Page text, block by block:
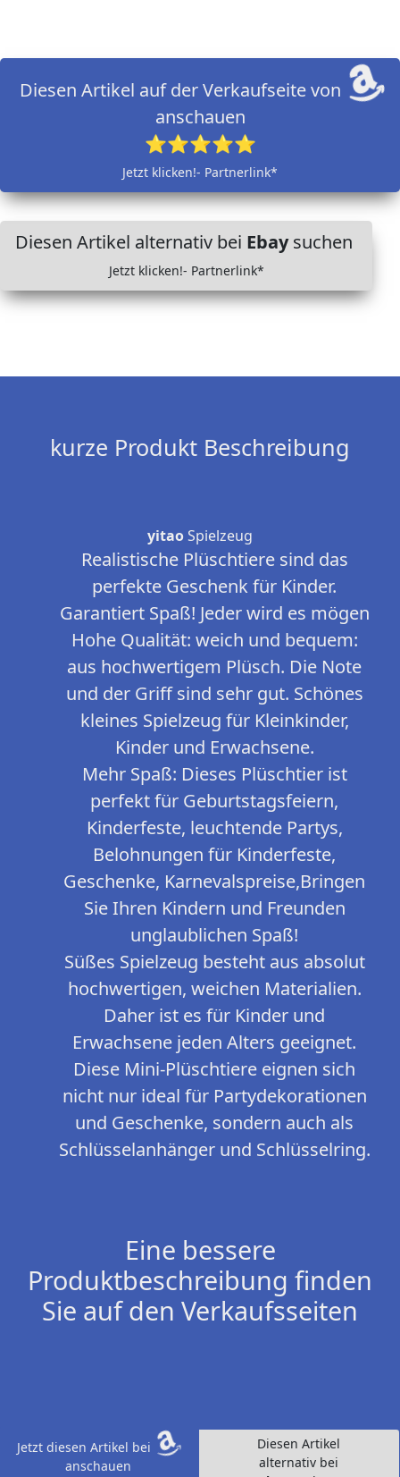
Diesen Artikel auf der Verkaufseite von
anschauen
⭐⭐⭐⭐⭐
Jetzt klicken!- Partnerlink*
Diesen Artikel alternativ bei Ebaysuchen
Jetzt klicken!- Partnerlink*
kurze Produkt Beschreibung
yitaoSpielzeug
Realistische Plüschtiere sind das
perfekte Geschenk für Kinder.
Garantiert Spaß! Jeder wird es mögen
Hohe Qualität: weich und bequem:
aus hochwertigem Plüsch. Die Note
und der Griff sind sehr gut. Schönes
kleines Spielzeug für Kleinkinder,
Kinder und Erwachsene.
Mehr Spaß: Dieses Plüschtier ist
perfekt für Geburtstagsfeiern,
Kinderfeste, leuchtende Partys,
Belohnungen für Kinderfeste,
Geschenke, Karnevalspreise,Bringen
Sie Ihren Kindern und Freunden
unglaublichen Spaß!
Süßes Spielzeug besteht aus absolut
hochwertigen, weichen Materialien.
Daher ist es für Kinder und
Erwachsene jeden Alters geeignet.
Diese Mini-Plüschtiere eignen sich
nicht nur ideal für Partydekorationen
und Geschenke, sondern auch als
Schlüsselanhänger und Schlüsselring.
Eine bessere
Produktbeschreibung finden
Sie auf den Verkaufsseiten
Jetzt diesen Artikel bei
anschauen
Diesen Artikel
alternativ bei